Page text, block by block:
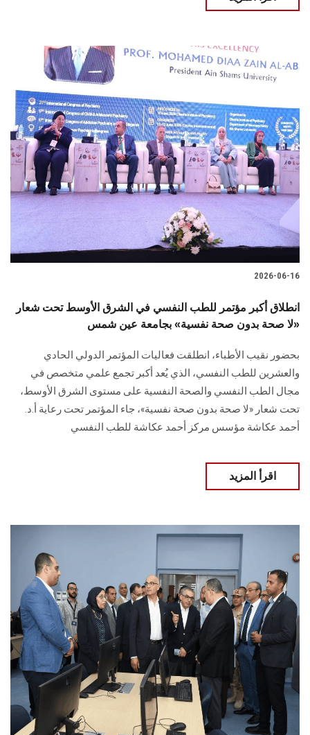
2026-06-16
انطلاق أكبر مؤتمر للطب النفسي في الشرق الأوسط تحت شعار
«لا صحة بدون صحة نفسية» بجامعة عين شمس
بحضور نقيب الأطباء، انطلقت فعاليات المؤتمر الدولي الحادي
والعشرين للطب النفسي، الذي يُعد أكبر تجمع علمي متخصص في
مجال الطب النفسي والصحة النفسية على مستوى الشرق الأوسط،
تحت شعار «لا صحة بدون صحة نفسية»، جاء المؤتمر تحت رعاية أ.د.
أحمد عكاشة مؤسس مركز أحمد عكاشة للطب النفسي
اقرأ المزيد